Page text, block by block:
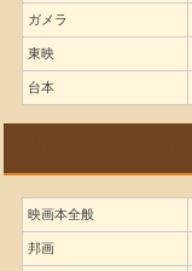
ガメラ
東映
台本
映画本全般
邦画